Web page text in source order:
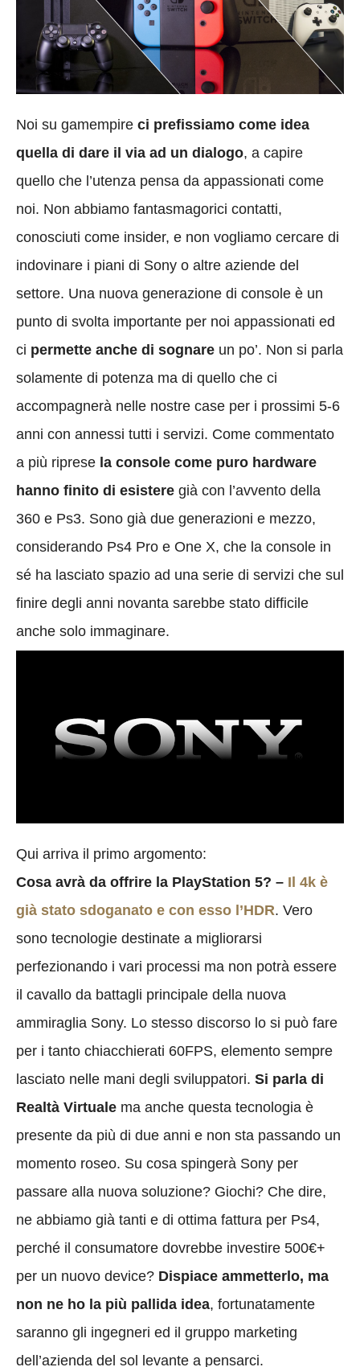
Noi su gamempire ci prefissiamo come idea
quella di dare il via ad un dialogo, a capire
quello che l’utenza pensa da appassionati come
noi. Non abbiamo fantasmagorici contatti,
conosciuti come insider, e non vogliamo cercare di
indovinare i piani di Sony o altre aziende del
settore. Una nuova generazione di console è un
punto di svolta importante per noi appassionati ed
ci permette anche di sognare un po’. Non si parla
solamente di potenza ma di quello che ci
accompagnerà nelle nostre case per i prossimi 5-6
anni con annessi tutti i servizi. Come commentato
a più riprese la console come puro hardware
hanno finito di esistere già con l’avvento della
360 e Ps3. Sono già due generazioni e mezzo,
considerando Ps4 Pro e One X, che la console in
sé ha lasciato spazio ad una serie di servizi che sul
finire degli anni novanta sarebbe stato difficile
anche solo immaginare.
Qui arriva il primo argomento:
Cosa avrà da offrire la PlayStation 5? – Il 4k è
già stato sdoganato e con esso l’HDR. Vero
sono tecnologie destinate a migliorarsi
perfezionando i vari processi ma non potrà essere
il cavallo da battagli principale della nuova
ammiraglia Sony. Lo stesso discorso lo si può fare
per i tanto chiacchierati 60FPS, elemento sempre
lasciato nelle mani degli sviluppatori. Si parla di
Realtà Virtuale ma anche questa tecnologia è
presente da più di due anni e non sta passando un
momento roseo. Su cosa spingerà Sony per
passare alla nuova soluzione? Giochi? Che dire,
ne abbiamo già tanti e di ottima fattura per Ps4,
perché il consumatore dovrebbe investire 500€+
per un nuovo device? Dispiace ammetterlo, ma
non ne ho la più pallida idea, fortunatamente
saranno gli ingegneri ed il gruppo marketing
dell’azienda del sol levante a pensarci.